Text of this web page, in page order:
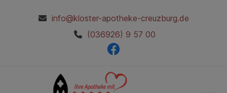
info@kloster-apotheke-creuzburg.de
(036926) 9 57 00